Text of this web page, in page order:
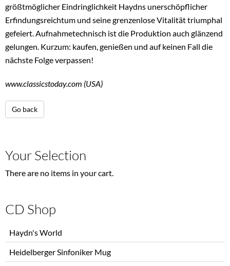
größtmöglicher Eindringlichkeit Haydns unerschöpflicher
Erfindungsreichtum und seine grenzenlose Vitalität triumphal
gefeiert. Aufnahmetechnisch ist die Produktion auch glänzend
gelungen. Kurzum: kaufen, genießen und auf keinen Fall die
nächste Folge verpassen!
www.classicstoday.com (USA)
Go back
Your Selection
There are no items in your cart.
CD Shop
navigation
Haydn's World
Heidelberger Sinfoniker Mug